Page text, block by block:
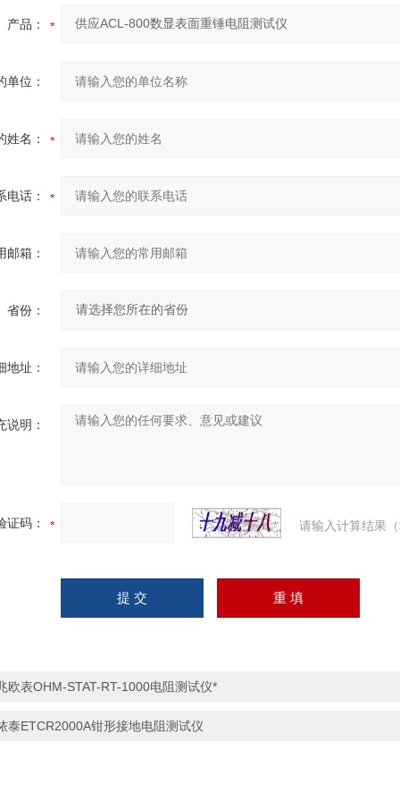
产品：
单位：
姓名：
电话：
邮箱：
省份：
地址：
说明：
证码： 请输入计算结果
欧表OHM-STAT-RT-1000电阻测试仪*
泰ETCR2000A钳形接地电阻测试仪